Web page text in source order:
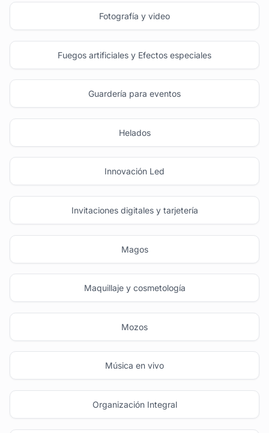
Fotografía y video
Fuegos artificiales y Efectos especiales
Guardería para eventos
Helados
Innovación Led
Invitaciones digitales y tarjetería
Magos
Maquillaje y cosmetología
Mozos
Música en vivo
Organización Integral